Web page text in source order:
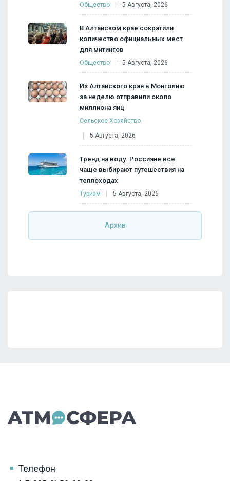
Общество 5 Августа, 2026
В Алтайском крае сократили
количество официальных мест
для митингов
Общество 5 Августа, 2026
Из Алтайского края в Монголию
за неделю отправили около
миллиона яиц
Сельское Хозяйство
5 Августа, 2026
Тренд на воду. Россияне все
чаще выбирают путешествия на
теплоходах
Туризм 5 Августа, 2026
Архив
Телефон